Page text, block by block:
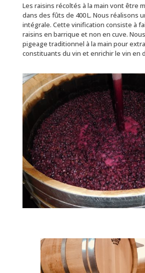
Les raisins récoltés à la main vont être
dans des fûts de 400 L. Nous réalisons
intégrale. Cette vinification consiste à
raisins en barrique et non en cuve.
pigeage traditionnel à la main pour
constituants du vin et enrichir le vin en